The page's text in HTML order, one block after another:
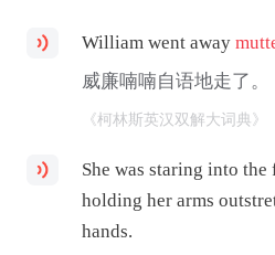
William went away
威廉喃喃自语地走了。
《柯林斯英汉双解大词典》
She was staring into
holding her arms
hands.